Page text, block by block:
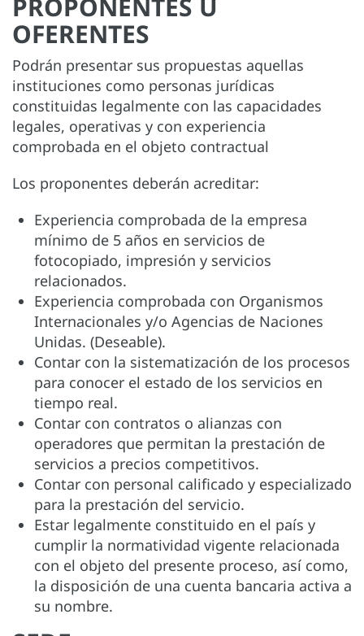
PROPONENTES U
OFERENTES
Podrán presentar sus propuestas aquellas
instituciones como personas jurídicas
constituidas legalmente con las capacidades
legales, operativas y con experiencia
comprobada en el objeto contractual
Los proponentes deberán acreditar:
Experiencia comprobada de la empresa
mínimo de 5 años en servicios de
fotocopiado, impresión y servicios
relacionados.
Experiencia comprobada con Organismos
Internacionales y/o Agencias de Naciones
Unidas. (Deseable).
Contar con la sistematización de los procesos
para conocer el estado de los servicios en
tiempo real.
Contar con contratos o alianzas con
operadores que permitan la prestación de
servicios a precios competitivos.
Contar con personal calificado y especializado
para la prestación del servicio.
Estar legalmente constituido en el país y
cumplir la normatividad vigente relacionada
con el objeto del presente proceso, así como,
la disposición de una cuenta bancaria activa a
su nombre.